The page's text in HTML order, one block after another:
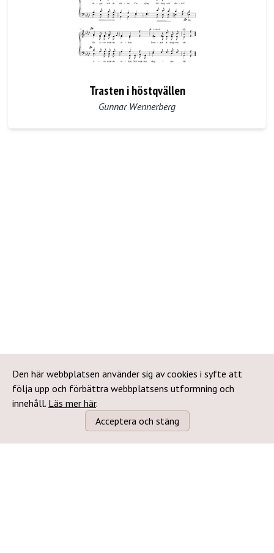
Trasten i höstqvällen
Gunnar Wennerberg
Den här webbplatsen använder sig av cookies i syfte att
följa upp och förbättra webbplatsens utformning och
innehåll. Läs mer här.
Acceptera och stäng